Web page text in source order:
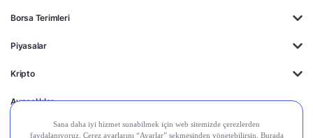
Borsa Terimleri
Piyasalar
Kripto
Ayrıcalıklar